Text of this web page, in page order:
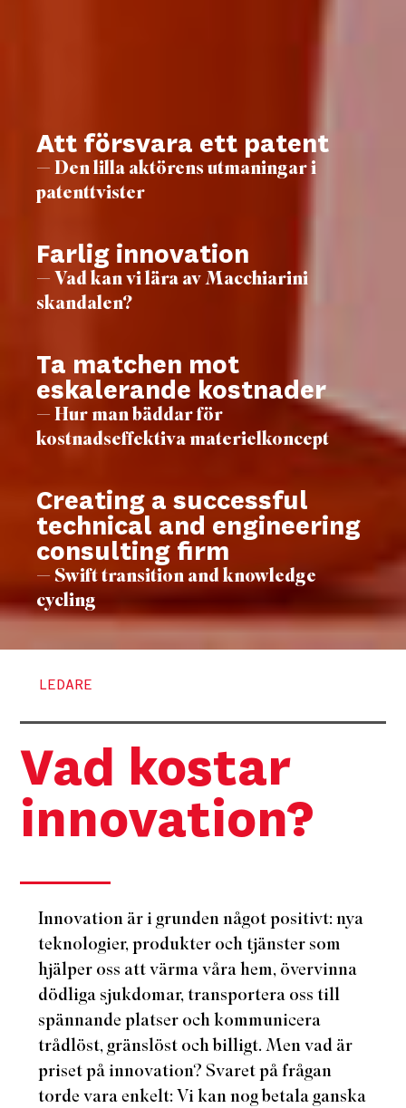
Att försvara ett patent
— Den lilla aktörens utmaningar i
patenttvister
Farlig innovation
— Vad kan vi lära av Macchiarini
skandalen?
Ta matchen mot
eskalerande kostnader
— Hur man bäddar för
kostnadseffektiva materielkoncept
Creating a successful
technical and engineering
consulting firm
— Swift transition and knowledge
cycling
LEDARE
Vad kostar
innovation?
Innovation är i grunden något positivt: nya
teknologier, produkter och tjänster som
hjälper oss att värma våra hem, övervinna
dödliga sjukdomar, transportera oss till
spännande platser och kommunicera
trådlöst, gränslöst och billigt. Men vad är
priset på innovation? Svaret på frågan
torde vara enkelt: Vi kan nog betala ganska